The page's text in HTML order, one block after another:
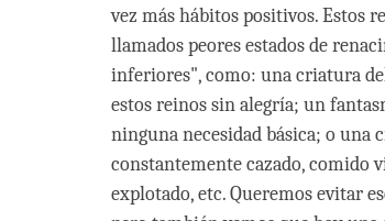
vez más hábitos positivos. Estos
llamados peores estados de
inferiores", como: una criatura
estos reinos sin alegría; un
ninguna necesidad básica; o una
constantemente cazado, comido
explotado, etc. Queremos evitar